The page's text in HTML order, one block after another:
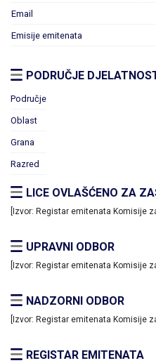
Email
Emisije emitenata
PODRUČJE
Područje
Oblast
Grana
Razred
LICE OVLAŠĆENO ZA
[Izvor: Registar emitenata Komisije
UPRAVNI ODBOR
[Izvor: Registar emitenata Komisije
NADZORNI ODBOR
[Izvor: Registar emitenata Komisije
REGISTAR EMITENATA